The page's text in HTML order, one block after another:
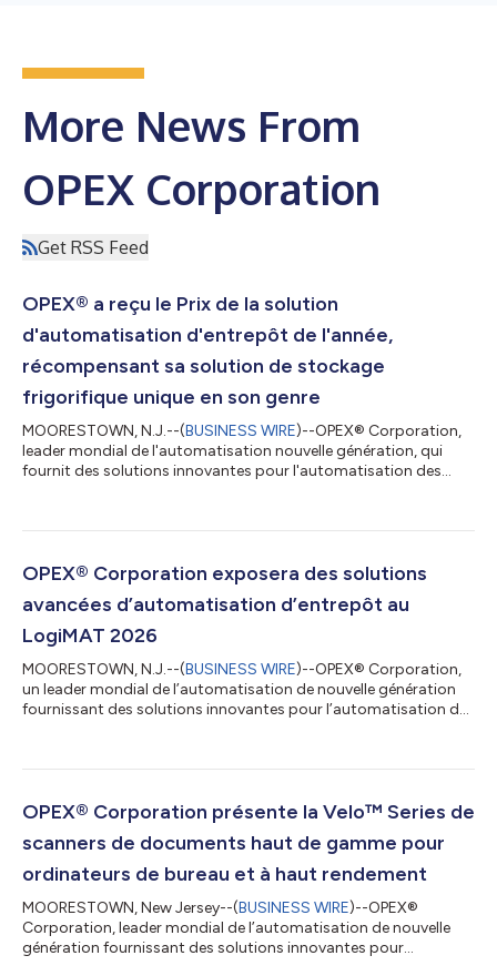
More News From
OPEX Corporation
Get RSS Feed
OPEX® a reçu le Prix de la solution
d'automatisation d'entrepôt de l'année,
récompensant sa solution de stockage
frigorifique unique en son genre
MOORESTOWN, N.J.--(BUSINESS WIRE)--OPEX® Corporation,
leader mondial de l'automatisation nouvelle génération, qui
fournit des solutions innovantes pour l'automatisation des
solution d'entrepôt de l'année 2026. OPEX a été primée pour sa
température et à profondeurs variables, première du genre,
conçue pour les systèmes...
OPEX® Corporation exposera des solutions
avancées d’automatisation d’entrepôt au
LogiMAT 2026
MOORESTOWN, N.J.--(BUSINESS WIRE)--OPEX® Corporation,
un leader mondial de l’automatisation de nouvelle génération
fournissant des solutions innovantes pour l’automatisation des
LogiMAT 2026. LogiMAT, le plus grand salon au monde dédié
tiendra du 24 au 26 mars au Centre de la Foire de Stuttgart en
Allemagne. « Notre é...
OPEX® Corporation présente la Velo™ Series de
scanners de documents haut de gamme pour
ordinateurs de bureau et à haut rendement
MOORESTOWN, New Jersey--(BUSINESS WIRE)--OPEX®
Corporation, leader mondial de l’automatisation de nouvelle
génération fournissant des solutions innovantes pour